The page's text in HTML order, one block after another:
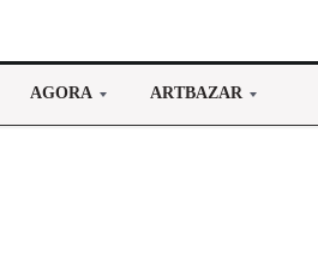
AGORA ARTBAZAR